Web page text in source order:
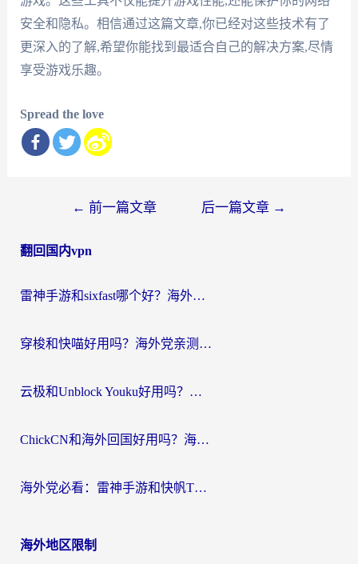
安全和隐私。相信通过这篇文章,你已经对这些技术有了
更深入的了解,希望你能找到最适合自己的解决方案,尽情
享受游戏乐趣。
Spread the love
导
← 前一篇文章 后一篇文章 →
翻回国内vpn
雷神手游和sixfast哪个好？海外党亲测3款回国加速器，教你选对不踩坑
穿梭和快喵好用吗？海外党亲测：小众加速器对比+番茄加速器深度体验
云极和Unblock Youku好用吗？海外党亲测+2026回国加速器避坑指南
ChickCN和海外回国好用吗？海外党2026亲测：从手游到影音，选对加速器的3个关键
海外党必看：雷神手游和快帆TV版好用吗？3步选对回国加速器不踩坑
海外地区限制